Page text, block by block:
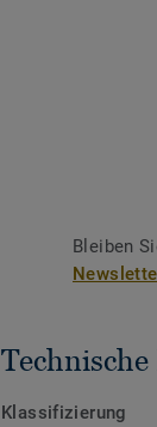
Bleiben
Technische
Klassifizierung